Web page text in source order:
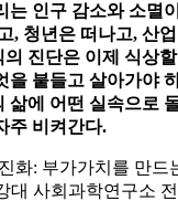
는 인구 감소와 소멸
, 청년은 떠나고, 산
진단은 이제 식상
을 붙들고 살아가야
삶에 어떤 실속으로
주 비켜간다.
화: 부가가치를 만드
대 사회과학연구소